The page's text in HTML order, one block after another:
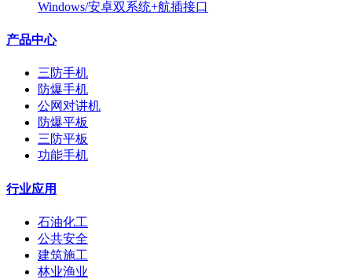
Windows/安卓双系统+航插接口
产品中心
三防手机
防爆手机
公网对讲机
防爆平板
三防平板
功能手机
行业应用
石油化工
公共安全
建筑施工
林业渔业